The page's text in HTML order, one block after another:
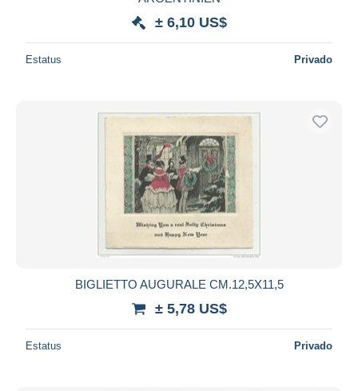
± 6,10 US$
Estatus Privado
BIGLIETTO AUGURALE CM.12,5X11,5
± 5,78 US$
Estatus Privado